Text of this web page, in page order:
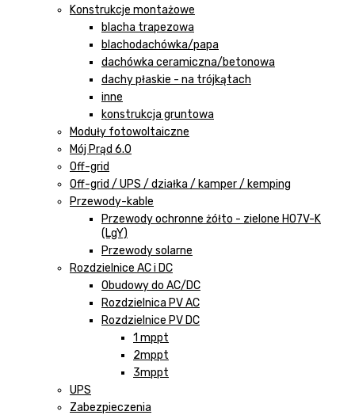
Konstrukcje montażowe
blacha trapezowa
blachodachówka/papa
dachówka ceramiczna/betonowa
dachy płaskie - na trójkątach
inne
konstrukcja gruntowa
Moduły fotowoltaiczne
Mój Prąd 6.0
Off-grid
Off-grid / UPS / działka / kamper / kemping
Przewody-kable
Przewody ochronne żółto - zielone H07V-K
(LgY)
Przewody solarne
Rozdzielnice AC i DC
Obudowy do AC/DC
Rozdzielnica PV AC
Rozdzielnice PV DC
1 mppt
2mppt
3mppt
UPS
Zabezpieczenia